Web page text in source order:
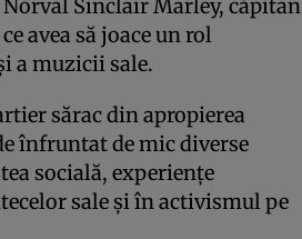
Sinclair Marley, căpitan
avea să joace un rol
a muzicii sale.
sărac din apropierea
înfruntat de mic diverse
socială, experiențe
sale și în activismul pe